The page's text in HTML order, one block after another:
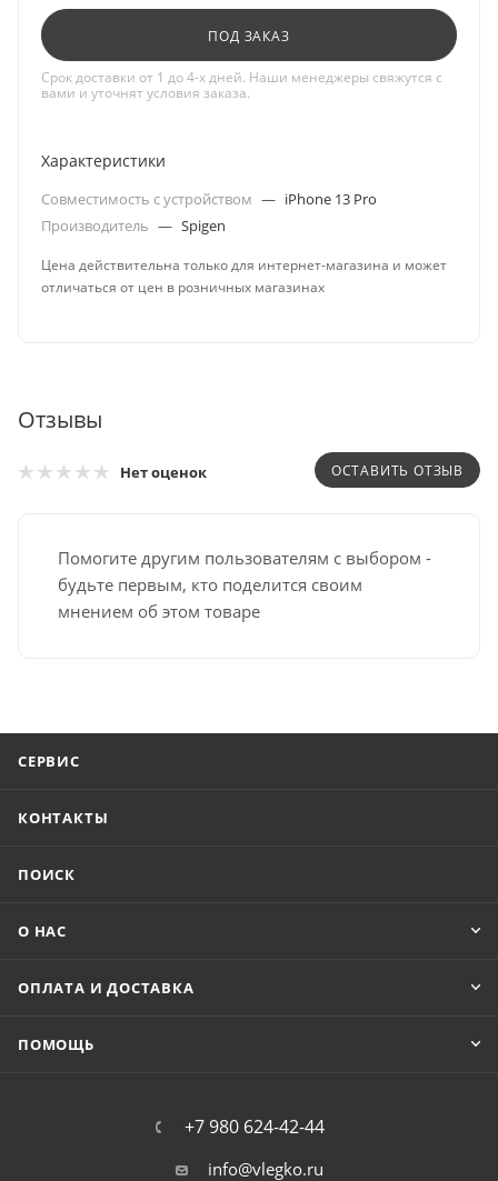
ПОД ЗАКАЗ
Срок доставки от 1 до 4-х дней. Наши менеджеры свяжутся с
вами и уточнят условия заказа.
Характеристики
Совместимость с устройством — iPhone 13 Pro
Производитель — Spigen
Цена действительна только для интернет-магазина и может
отличаться от цен в розничных магазинах
Отзывы
Нет оценок ОСТАВИТЬ ОТЗЫВ
Помогите другим пользователям с выбором -
будьте первым, кто поделится своим
мнением об этом товаре
СЕРВИС
КОНТАКТЫ
ПОИСК
О НАС
ОПЛАТА И ДОСТАВКА
ПОМОЩЬ
+7 980 624-42-44
info@vlegko.ru